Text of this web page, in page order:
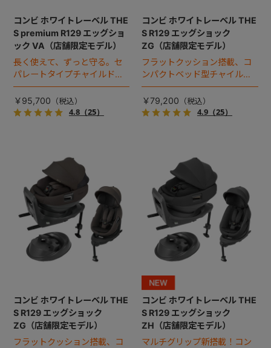
コンビ ホワイトレーベル THE
S premium R129 エッグショ
ック VA（店舗限定モデル）
長く使えて、ずっと守る。セ
パレートタイプチャイルドシ
ートのロングユースモデル。
￥95,700
4.8（25）
コンビ ホワイトレーベル THE
S R129 エッグショック
ZG（店舗限定モデル）
フラットクッション搭載、コ
ンパクトベッド型チャイルド
シート（2025年モデル）。
￥79,200
4.9（25）
コンビ ホワイトレーベル THE
S R129 エッグショック
ZG（店舗限定モデル）
フラットクッション搭載、コ
コンビ ホワイトレーベル THE
S R129 エッグショック
ZH（店舗限定モデル）
マルチグリップ新搭載！コン